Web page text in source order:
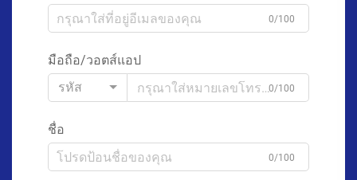
0/100
มือถือ/วอตส์แอป
รหัส
0/100
ชื่อ
0/100